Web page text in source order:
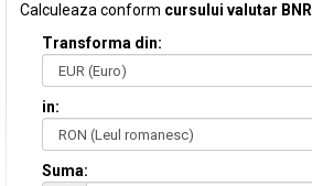
Calculeaza conform cursului valutar BNR
Transforma din:
in:
Suma: